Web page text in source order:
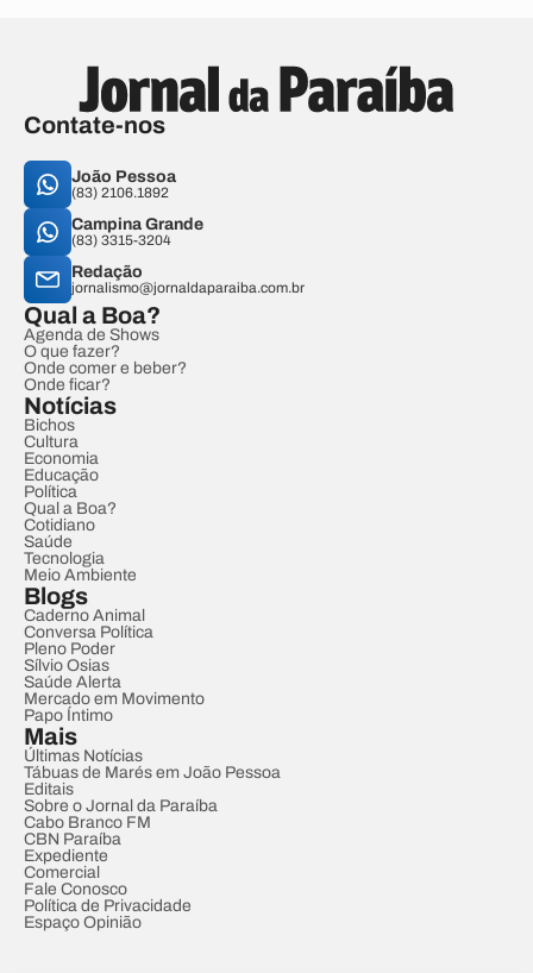
Contate-nos
João Pessoa
(83) 2106.1892
Campina Grande
(83) 3315-3204
Redação
jornalismo@jornaldaparaiba.com.br
Qual a Boa?
Agenda de Shows
O que fazer?
Onde comer e beber?
Onde ficar?
Notícias
Bichos
Cultura
Economia
Educação
Política
Qual a Boa?
Cotidiano
Saúde
Tecnologia
Meio Ambiente
Blogs
Caderno Animal
Conversa Política
Pleno Poder
Sílvio Osias
Saúde Alerta
Mercado em Movimento
Papo Íntimo
Mais
Últimas Notícias
Tábuas de Marés em João Pessoa
Editais
Sobre o Jornal da Paraíba
Cabo Branco FM
CBN Paraíba
Expediente
Comercial
Fale Conosco
Política de Privacidade
Espaço Opinião